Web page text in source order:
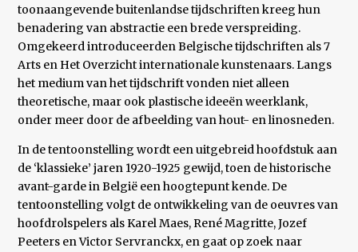
toonaangevende buitenlandse tijdschriften kreeg hun
benadering van abstractie een brede verspreiding.
Omgekeerd introduceerden Belgische tijdschriften als 7
Arts en Het Overzicht internationale kunstenaars. Langs
het medium van het tijdschrift vonden niet alleen
theoretische, maar ook plastische ideeën weerklank,
onder meer door de afbeelding van hout- en linosneden.
In de tentoonstelling wordt een uitgebreid hoofdstuk aan
de ‘klassieke’ jaren 1920-1925 gewijd, toen de historische
avant-garde in België een hoogtepunt kende. De
tentoonstelling volgt de ontwikkeling van de oeuvres van
hoofdrolspelers als Karel Maes, René Magritte, Jozef
Peeters en Victor Servranckx, en gaat op zoek naar